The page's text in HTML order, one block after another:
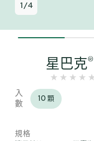
1 /4
25%
星巴克®
入
數
10 顆
規格